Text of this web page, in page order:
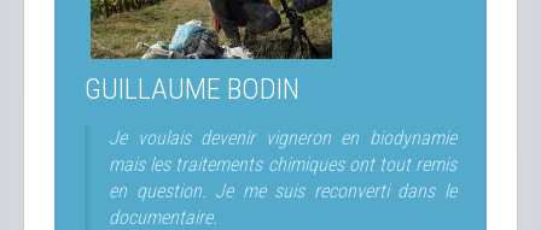
GUILLAUME BODIN
Je voulais devenir vigneron en biodynamie
mais les traitements chimiques ont tout remis
en question. Je me suis reconverti dans le
documentaire.